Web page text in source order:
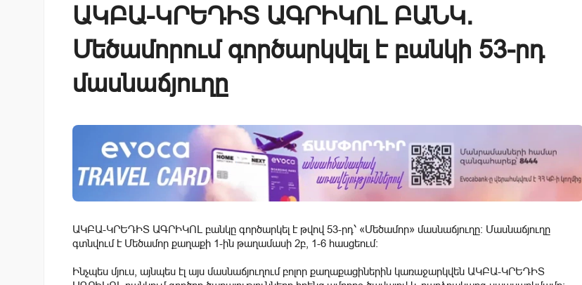
ԱԿԲԱ-ԿՐԵԴԻՏ ԱԳՐԻԿՈԼ ԲԱՆԿ.
Մեծամորում գործարկվել է բանկի 53-րդ
մասնաճյուղը
ԱԿԲԱ-ԿՐԵԴԻՏ ԱԳՐԻԿՈԼ բանկը գործարկել է թվով 53-րդ՝ «Մեծամոր» մասնաճյուղը: Մասնաճյուղը
գտնվում է Մեծամոր քաղաքի 1-ին թաղամասի 2բ, 1-6 հասցեում:
Ինչպես մյուս, այնպես էլ այս մասնաճյուղում բոլոր քաղաքացիներին կառաջարկվեն ԱԿԲԱ-ԿՐԵԴԻՏ